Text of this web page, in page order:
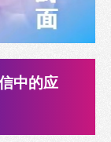
中的应